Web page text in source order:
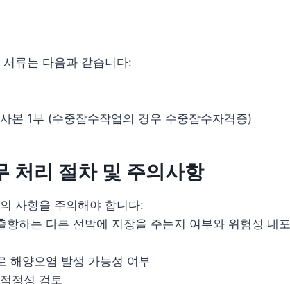
류는 다음과 같습니다:
1부 (수중잠수작업의 경우 수중잠수자격증)
처리 절차 및 주의사항
사항을 주의해야 합니다:
하는 다른 선박에 지장을 주는지 여부와 위험성 내포
해양오염 발생 가능성 여부
정성 검토